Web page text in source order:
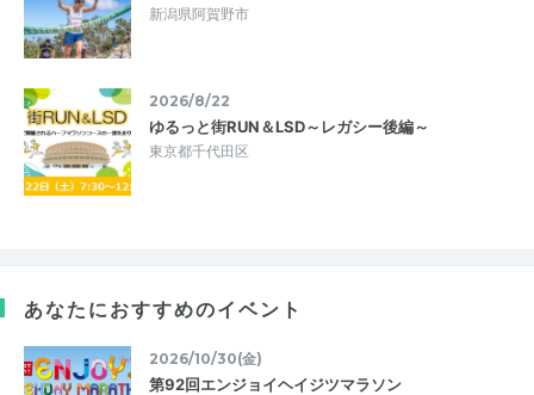
新潟県阿賀野市
2026/8/22
ゆるっと街RUN＆LSD～レガシー後編～
東京都千代田区
あなたにおすすめのイベント
2026/10/30(金)
第92回エンジョイヘイジツマラソン